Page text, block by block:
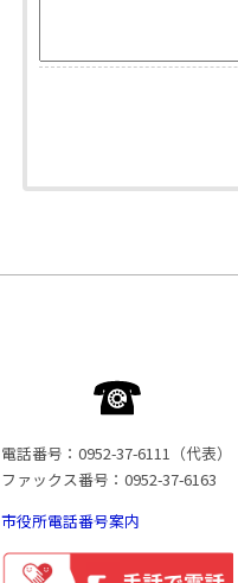
電話番号：0952-37-6111（代表）
ファックス番号：0952-37-6163
市役所電話番号案内